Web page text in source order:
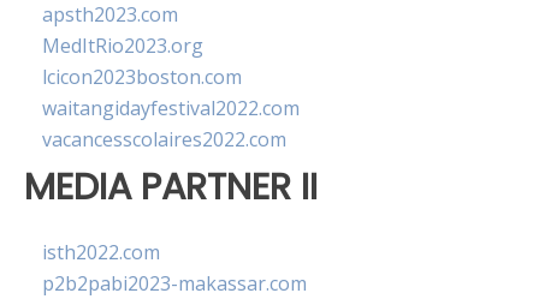
apsth2023.com
MedItRio2023.org
lcicon2023boston.com
waitangidayfestival2022.com
vacancesscolaires2022.com
MEDIA PARTNER II
isth2022.com
p2b2pabi2023-makassar.com